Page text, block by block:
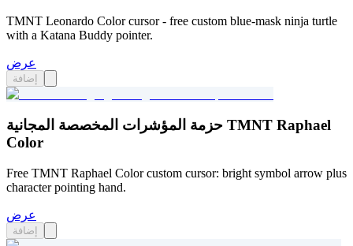
TMNT Leonardo Color cursor - free custom blue-mask ninja turtle
with a Katana Buddy pointer.
عرض
إضافة
حزمة المؤشرات المخصصة المجانية TMNT Raphael
Color
Free TMNT Raphael Color custom cursor: bright symbol arrow plus
character pointing hand.
عرض
إضافة